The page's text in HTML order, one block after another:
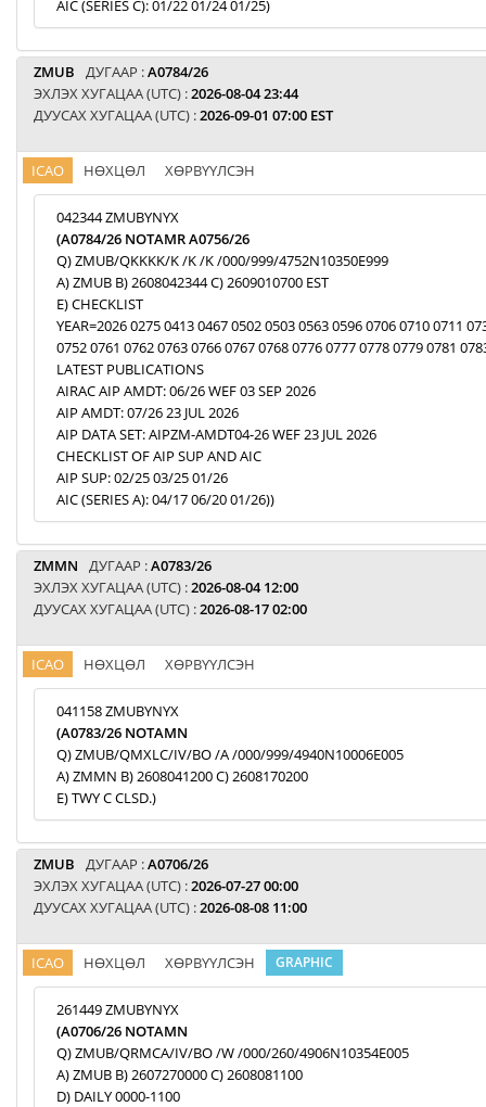
AIC (SERIES C): 01/22 01/24 01/25)
ZMUB ДУГААР :A0784/26
ЭХЛЭХ ХУГАЦАА (UTC) :2026-08-04 23:44
ДУУСАХ ХУГАЦАА (UTC) :2026-09-01 07:00 EST
ICAO НӨХЦӨЛ ХӨРВҮҮЛСЭН
042344 ZMUBYNYX
(A0784/26 NOTAMR A0756/26
Q) ZMUB/QKKKK/K /K /K /000/999/4752N10350E999
A) ZMUB B) 2608042344 C) 2609010700 EST
E) CHECKLIST
YEAR=2026 0275 0413 0467 0502 0503 0563 0596 0706 0710 0711
0752 0761 0762 0763 0766 0767 0768 0776 0777 0778 0779 0781
LATEST PUBLICATIONS
AIRAC AIP AMDT: 06/26 WEF 03 SEP 2026
AIP AMDT: 07/26 23 JUL 2026
AIP DATA SET: AIPZM-AMDT04-26 WEF 23 JUL 2026
CHECKLIST OF AIP SUP AND AIC
AIP SUP: 02/25 03/25 01/26
AIC (SERIES A): 04/17 06/20 01/26))
ZMMN ДУГААР :A0783/26
ЭХЛЭХ ХУГАЦАА (UTC) :2026-08-04 12:00
ДУУСАХ ХУГАЦАА (UTC) :2026-08-17 02:00
ICAO НӨХЦӨЛ ХӨРВҮҮЛСЭН
041158 ZMUBYNYX
(A0783/26 NOTAMN
Q) ZMUB/QMXLC/IV/BO /A /000/999/4940N10006E005
A) ZMMN B) 2608041200 C) 2608170200
E) TWY C CLSD.)
ZMUB ДУГААР :A0706/26
ЭХЛЭХ ХУГАЦАА (UTC) :2026-07-27 00:00
ДУУСАХ ХУГАЦАА (UTC) :2026-08-08 11:00
ICAO НӨХЦӨЛ ХӨРВҮҮЛСЭН GRAPHIC
261449 ZMUBYNYX
(A0706/26 NOTAMN
Q) ZMUB/QRMCA/IV/BO /W /000/260/4906N10354E005
A) ZMUB B) 2607270000 C) 2608081100
D) DAILY 0000-1100